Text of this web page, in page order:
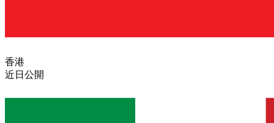
香港
近日公開